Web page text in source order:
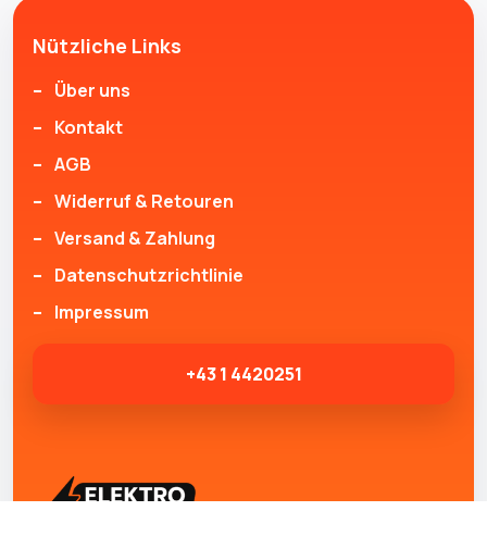
Nützliche Links
Über uns
Kontakt
AGB
Widerruf & Retouren
Versand & Zahlung
Datenschutzrichtlinie
Impressum
+43 1 4420251